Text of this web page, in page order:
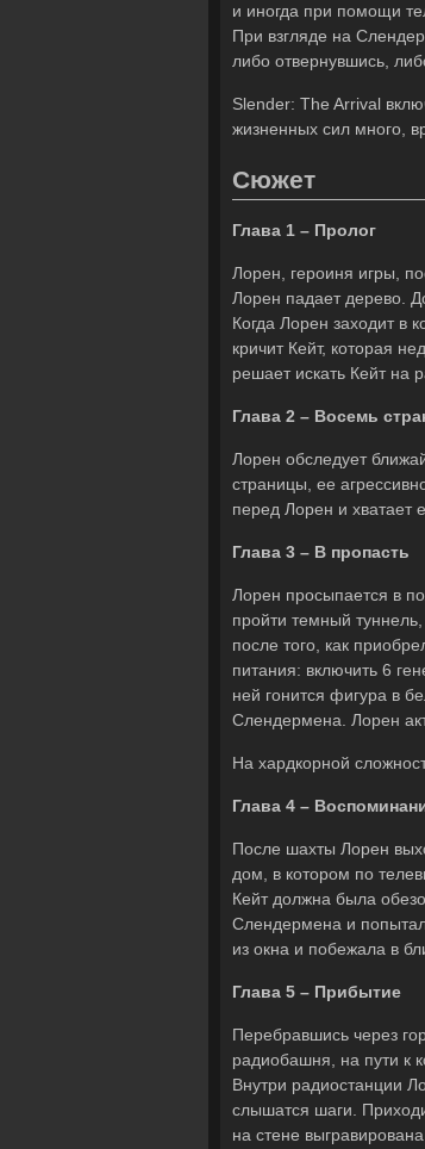
и иногда при помощи
При взгляде на
либо отвернувшись,
Slender: The Arrival
жизненных сил много,
Сюжет
Глава 1 – Пролог
Лорен, героиня игры,
Лорен падает дерево.
Когда Лорен заходит в
кричит Кейт, которая
решает искать Кейт на
Глава 2 – Восемь
Лорен обследует
страницы, ее
перед Лорен и хватает
Глава 3 – В пропасть
Лорен просыпается в
пройти темный
после того, как
питания: включить 6
ней гонится фигура в
Слендермена. Лорен
На хардкорной
Глава 4 –
После шахты Лорен
дом, в котором по
Кейт должна была
Слендермена и
из окна и побежала в
Глава 5 – Прибытие
Перебравшись через
радиобашня, на пути к
Внутри радиостанции
слышатся шаги.
на стене